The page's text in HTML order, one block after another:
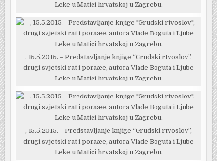
Leke u Matici hrvatskoj u Zagrebu.
, 15.5.2015. – Predstavljanje knjige “Grudski rtvoslov”,
drugi svjetski rat i poraæe, autora Vlade Boguta i Ljube
Leke u Matici hrvatskoj u Zagrebu.
, 15.5.2015. – Predstavljanje knjige “Grudski rtvoslov”,
drugi svjetski rat i poraæe, autora Vlade Boguta i Ljube
Leke u Matici hrvatskoj u Zagrebu.